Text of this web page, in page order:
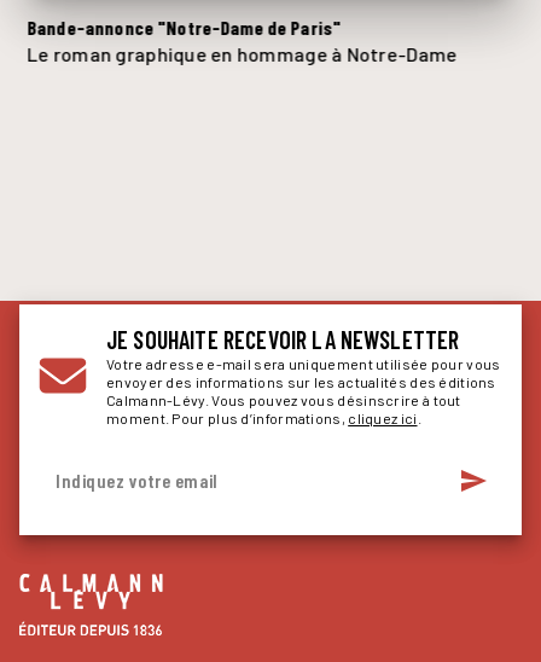
Bande-annonce "Notre-Dame de Paris"
Le roman graphique en hommage à Notre-Dame
JE SOUHAITE RECEVOIR LA NEWSLETTER
Votre adresse e-mail sera uniquement utilisée pour vous
envoyer des informations sur les actualités des éditions
Calmann-Lévy. Vous pouvez vous désinscrire à tout
moment. Pour plus d’informations, cliquez ici
Indiquez votre email send